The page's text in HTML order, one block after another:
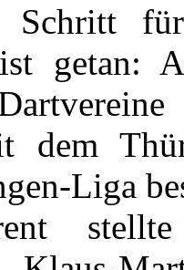
Schritt
getan:
dem
Liga